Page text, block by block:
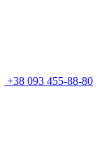
+38 093 455-88-80